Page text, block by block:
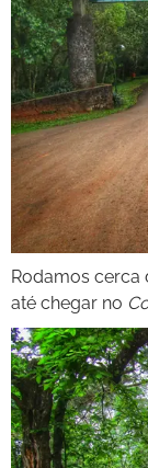
Rodamos cerca
até chegar no